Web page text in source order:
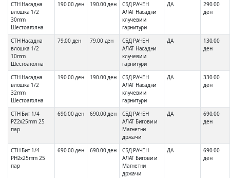
СТН Насадна
влошка 1/2
30mm
Шестоаголна
190.00 ден 190.00 ден
СБД РАЧЕН
АЛАТ Насадни
клучеви и
гарнитури
ДА
290.00
ден
СТН Насадна
влошка 1/2
10mm
Шестоаголна
79.00 ден 79.00 ден
СБД РАЧЕН
АЛАТ Насадни
клучеви и
гарнитури
ДА
130.00
ден
СТН Насадна
влошка 1/2
32mm
Шестоаголна
190.00 ден 190.00 ден
СБД РАЧЕН
АЛАТ Насадни
клучеви и
гарнитури
ДА
330.00
ден
СТН Бит 1/4
PZ2x25mm 25
пар
690.00 ден 690.00 ден
СБД РАЧЕН
АЛАТ Битови и
Магнетни
држачи
ДА
690.00
ден
СТН Бит 1/4
PH2x25mm 25
пар
690.00 ден 690.00 ден
СБД РАЧЕН
АЛАТ Битови и
Магнетни
држачи
ДА
690.00
ден